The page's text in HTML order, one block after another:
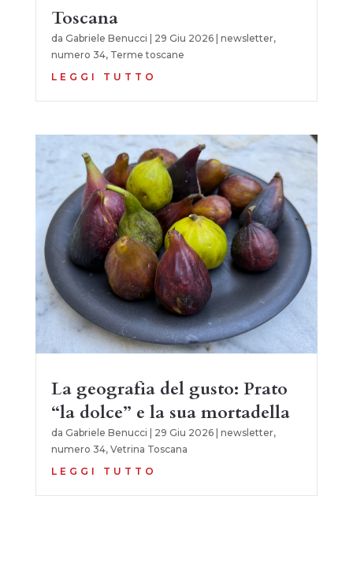
Toscana
da Gabriele Benucci 29 Giu 2026| newsletter,
numero 34, Terme toscane
LEGGI TUTTO
La geografia del gusto: Prato
“la dolce” e la sua mortadella
da Gabriele Benucci 29 Giu 2026| newsletter,
numero 34, Vetrina Toscana
LEGGI TUTTO